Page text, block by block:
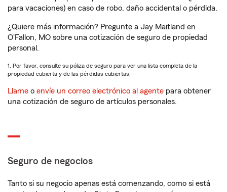
para vacaciones) en caso de robo, daño accidental o pérdida.
¿Quiere más información? Pregunte a Jay Maitland en
O'Fallon, MO sobre una cotización de seguro de propiedad
personal.
1. Por favor, consulte su póliza de seguro para ver una lista completa de la
propiedad cubierta y de las pérdidas cubiertas.
Llame o envíe un correo electrónico al agente para obtener
una cotización de seguro de artículos personales.
Seguro de negocios
Tanto si su negocio apenas está comenzando, como si está